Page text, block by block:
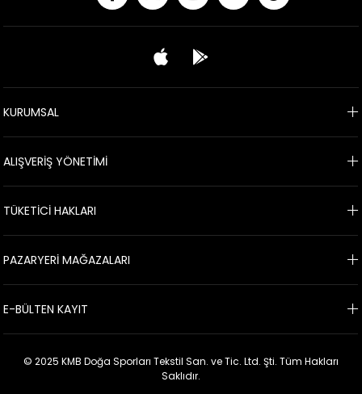
KURUMSAL
ALIŞVERİŞ YÖNETİMİ
TÜKETİCİ HAKLARI
PAZARYERİ MAĞAZALARI
E-BÜLTEN KAYIT
© 2025 KMB Doğa Sporları Tekstil San. ve Tic. Ltd. Şti. Tüm Hakları
Saklıdır.